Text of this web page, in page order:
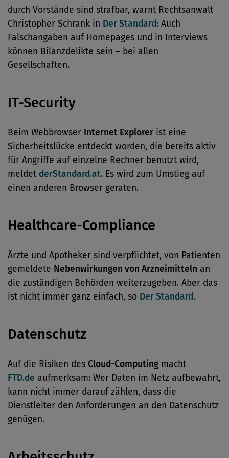
durch Vorstände sind strafbar, warnt Rechtsanwalt
Christopher Schrank in Der Standard: Auch
Falschangaben auf Homepages und in Interviews
können Bilanzdelikte sein – bei allen
Gesellschaften.
IT-Security
Beim Webbrowser Internet Explorer ist eine
Sicherheitslücke entdeckt worden, die bereits aktiv
für Angriffe auf einzelne Rechner benutzt wird,
meldet derStandard.at. Es wird zum Umstieg auf
einen anderen Browser geraten.
Healthcare-Compliance
Ärzte und Apotheker sind verpflichtet, von Patienten
gemeldete Nebenwirkungen von Arzneimitteln an
die zuständigen Behörden weiterzugeben. Aber das
ist nicht immer ganz einfach, so Der Standard.
Datenschutz
Auf die Risiken des Cloud-Computingmacht
FTD.de aufmerksam: Wer Daten im Netz aufbewahrt,
kann nicht immer darauf zählen, dass die
Dienstleiter den Anforderungen an den Datenschutz
genügen.